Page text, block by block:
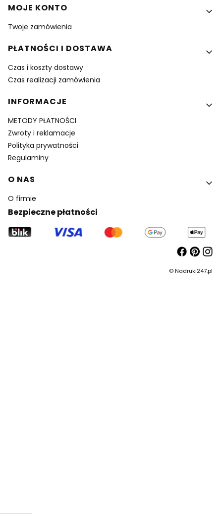
MOJE KONTO
Twoje zamówienia
PŁATNOŚCI I DOSTAWA
Czas i koszty dostawy
Czas realizacji zamówienia
INFORMACJE
METODY PŁATNOŚCI
Zwroty i reklamacje
Polityka prywatności
Regulaminy
O NAS
O firmie
Bezpieczne płatności
© Nadruki247.pl